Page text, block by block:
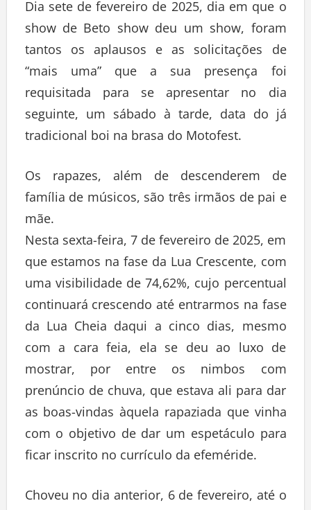
Dia sete de fevereiro de 2025, dia em que o
show de Beto show deu um show, foram
tantos os aplausos e as solicitações de
“mais uma” que a sua presença foi
requisitada para se apresentar no dia
seguinte, um sábado à tarde, data do já
tradicional boi na brasa do Motofest.
Os rapazes, além de descenderem de
família de músicos, são três irmãos de pai e
mãe.
Nesta sexta-feira, 7 de fevereiro de 2025, em
que estamos na fase da Lua Crescente, com
uma visibilidade de 74,62%, cujo percentual
continuará crescendo até entrarmos na fase
da Lua Cheia daqui a cinco dias, mesmo
com a cara feia, ela se deu ao luxo de
mostrar, por entre os nimbos com
prenúncio de chuva, que estava ali para dar
as boas-vindas àquela rapaziada que vinha
com o objetivo de dar um espetáculo para
ficar inscrito no currículo da efeméride.
Choveu no dia anterior, 6 de fevereiro, até o